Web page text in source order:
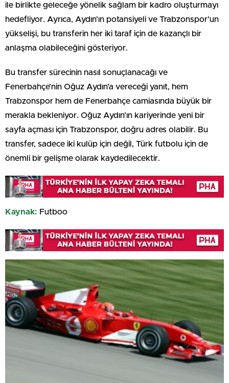
ile birlikte geleceğe yönelik sağlam bir kadro oluşturmayı
hedefliyor. Ayrıca, Aydın’ın potansiyeli ve Trabzonspor’un
yükselişi, bu transferin her iki taraf için de kazançlı bir
anlaşma olabileceğini gösteriyor.
Bu transfer sürecinin nasıl sonuçlanacağı ve
Fenerbahçe’nin Oğuz Aydın’a vereceği yanıt, hem
Trabzonspor hem de Fenerbahçe camiasında büyük bir
merakla bekleniyor. Oğuz Aydın’ın kariyerinde yeni bir
sayfa açması için Trabzonspor, doğru adres olabilir. Bu
transfer, sadece iki kulüp için değil, Türk futbolu için de
önemli bir gelişme olarak kaydedilecektir.
Kaynak: Futboo